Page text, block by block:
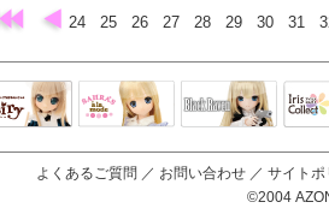
24 25 26 27 28 29 30 31
よくあるご質問 ／ お問い合わせ ／ サイトポ
©2004